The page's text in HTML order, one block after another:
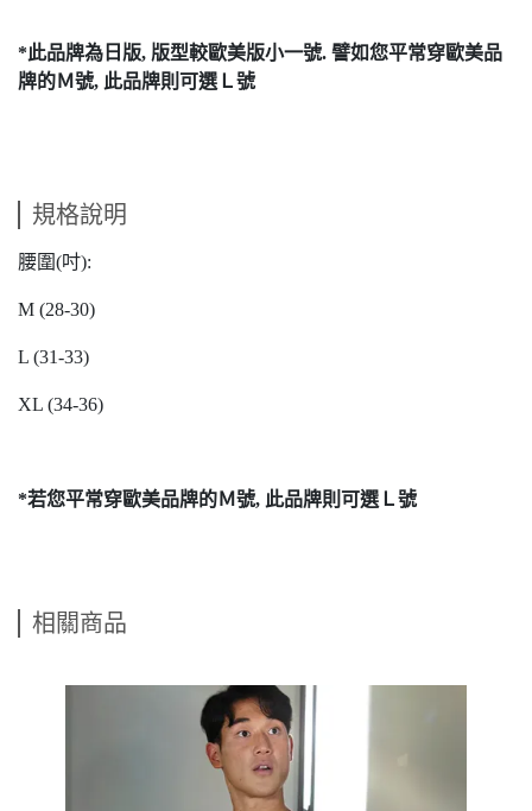
*此品牌為日版, 版型較歐美版小一號. 譬如您平常穿歐美品
牌的Ｍ號, 此品牌則可選Ｌ號
規格說明
腰圍(吋):
M (28-30)
L (31-33)
XL (34-36)
*若您平常穿歐美品牌的Ｍ號, 此品牌則可選Ｌ號
相關商品